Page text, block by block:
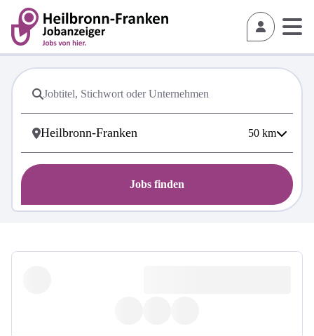
50 km
Jobs finden